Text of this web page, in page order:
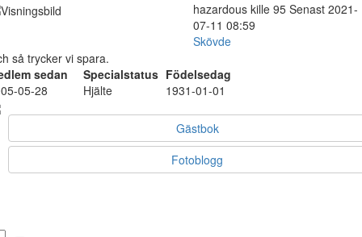
hazardous kille 95 Senast 2021-
07-11 08:59
Skövde
så trycker vi spara.
sedan
Specialstatus Födelsedag
05-28
Hjälte 1931-01-01
Gästbok
Fotoblogg